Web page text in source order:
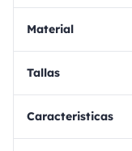
Material
Tallas
Caracteristicas